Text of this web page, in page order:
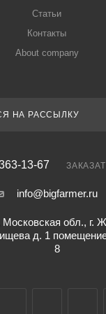
Статьи
Контакты
About company
НА РАССЫЛКУ
13-67
info@bigfarmer.ru
Московская обл., г.
д. 1
8